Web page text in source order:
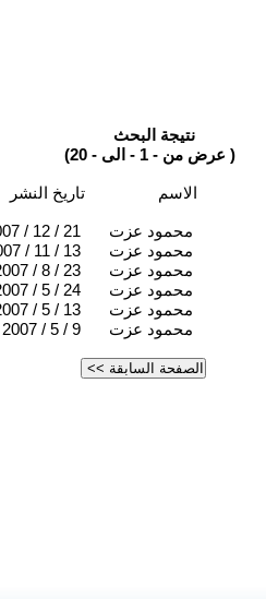
نتيجة البحث
(عرض من - 1 - الى - 20 )
تاريخ النشر الاسم
/ 12 / 21 محمود عزت
/ 11 / 13
/ 8 / 23 محمود عزت
/ 5 / 24 محمود عزت
/ 5 / 13 محمود عزت
2007 / 5 / 9 محمود عزت